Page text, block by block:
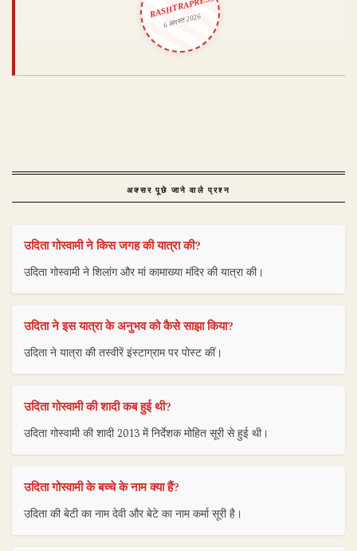
RASHTRAPRESS
6 अगस्त 2026
अक्सर पूछे जाने वाले प्रश्न
उदिता गोस्वामी ने किस जगह की यात्रा की?
उदिता गोस्वामी ने शिलांग और मां कामाख्या मंदिर की यात्रा की।
उदिता ने इस यात्रा के अनुभव को कैसे साझा किया?
उदिता ने यात्रा की तस्वीरें इंस्टाग्राम पर पोस्ट कीं।
उदिता गोस्वामी की शादी कब हुई थी?
उदिता गोस्वामी की शादी 2013 में निर्देशक मोहित सूरी से हुई थी।
उदिता गोस्वामी के बच्चे के नाम क्या हैं?
उदिता की बेटी का नाम देवी और बेटे का नाम कर्मा सूरी है।